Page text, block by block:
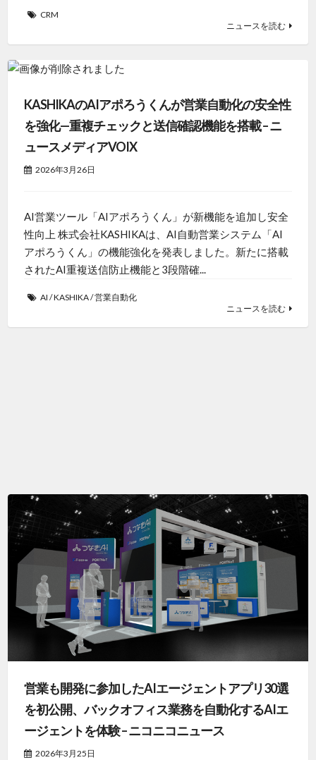
CRM
ニュースを読む
KASHIKAのAIアポろうくんが営業自動化の安全性
を強化—重複チェックと送信確認機能を搭載 – ニ
ュースメディアVOIX
2026年3月26日
AI営業ツール「AIアポろうくん」が新機能を追加し安全
性向上 株式会社KASHIKAは、AI自動営業システム「AI
アポろうくん」の機能強化を発表しました。新たに搭載
されたAI重複送信防止機能と3段階確...
AI /KASHIKA/営業自動化
ニュースを読む
営業も開発に参加したAIエージェントアプリ30選
を初公開、バックオフィス業務を自動化するAIエ
ージェントを体験 – ニコニコニュース
2026年3月25日